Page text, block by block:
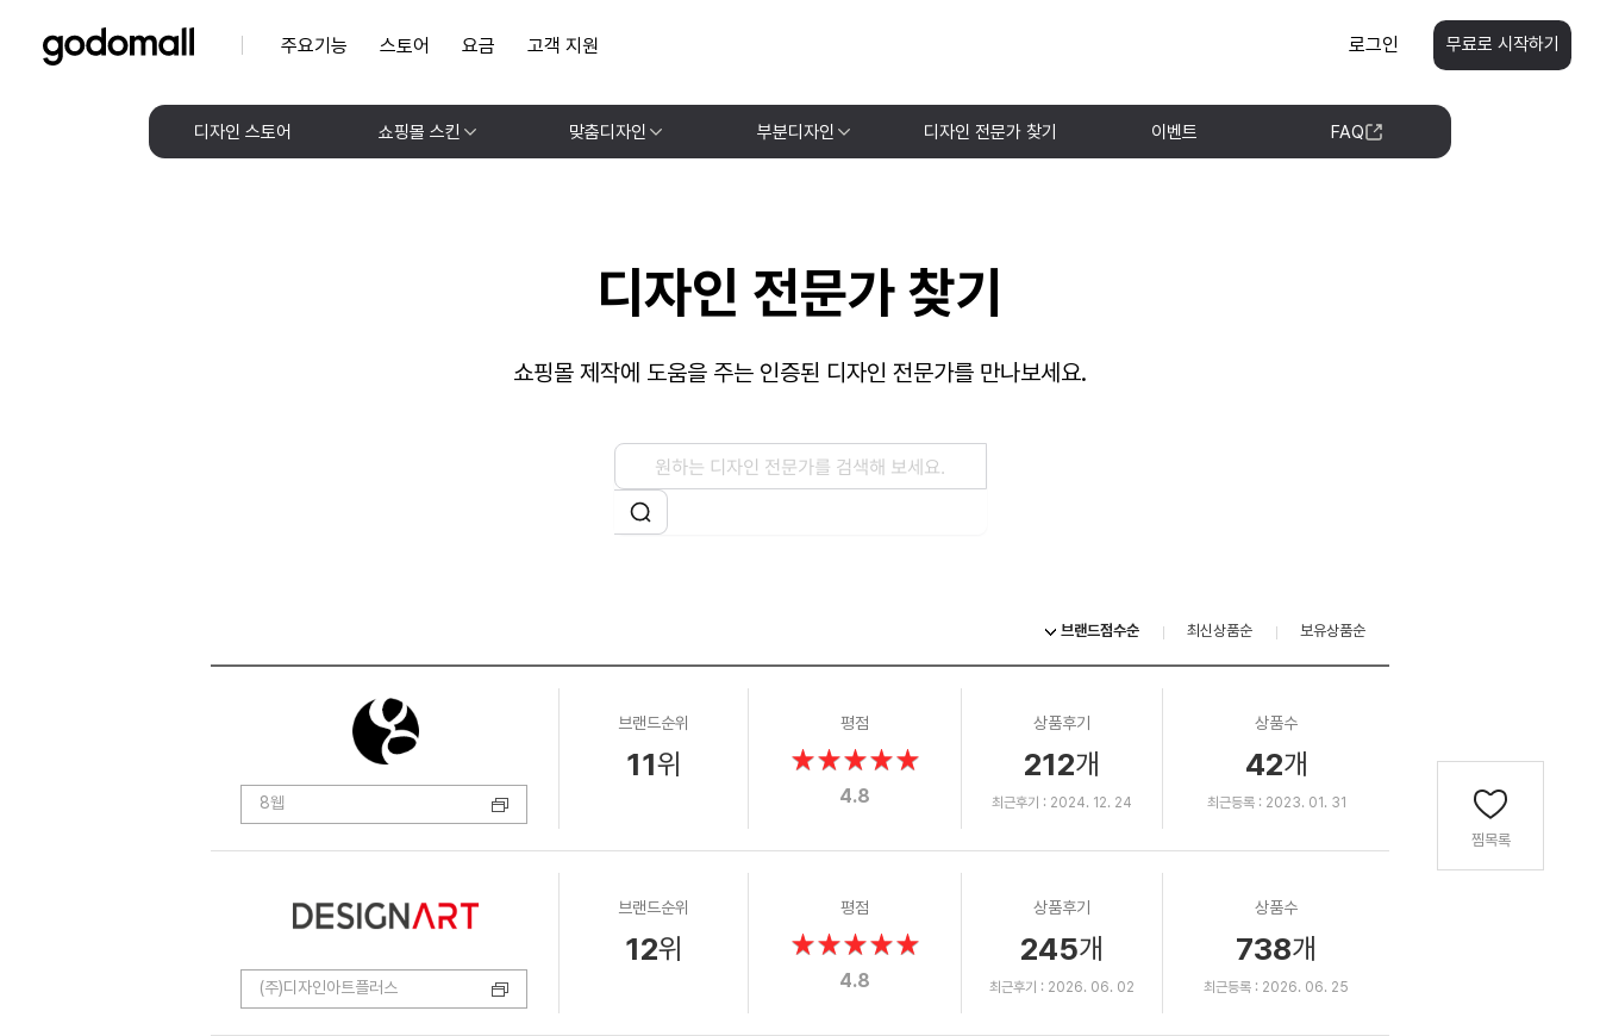
주요기능 스토어 요금 고객 지원 로그인
디자인 스토어 쇼핑몰 스킨 맞춤디자인 부분디자인 디자인 전문가 찾기 이벤트 FAQ
무료로 시작하기
디자인 전문가 찾기
쇼핑몰 제작에 도움을 주는 인증된 디자인 전문가를 만나보세요.
브랜드점수순 최신상품순 보유상품순
8웹
브랜드순위
11위
평점
4.8
상품후기
212개
최근후기 : 2024. 12. 24
상품수
42개
최근등록 : 2023. 01. 31
(주)디자인아트플러스
브랜드순위
12위
평점
4.8
상품후기
245개
최근후기 : 2026. 06. 02
상품수
738개
최근등록 : 2026. 06. 25
찜목록